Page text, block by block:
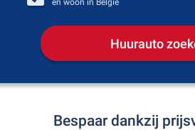
en woon in België
Huurauto
Bespaar dankzij